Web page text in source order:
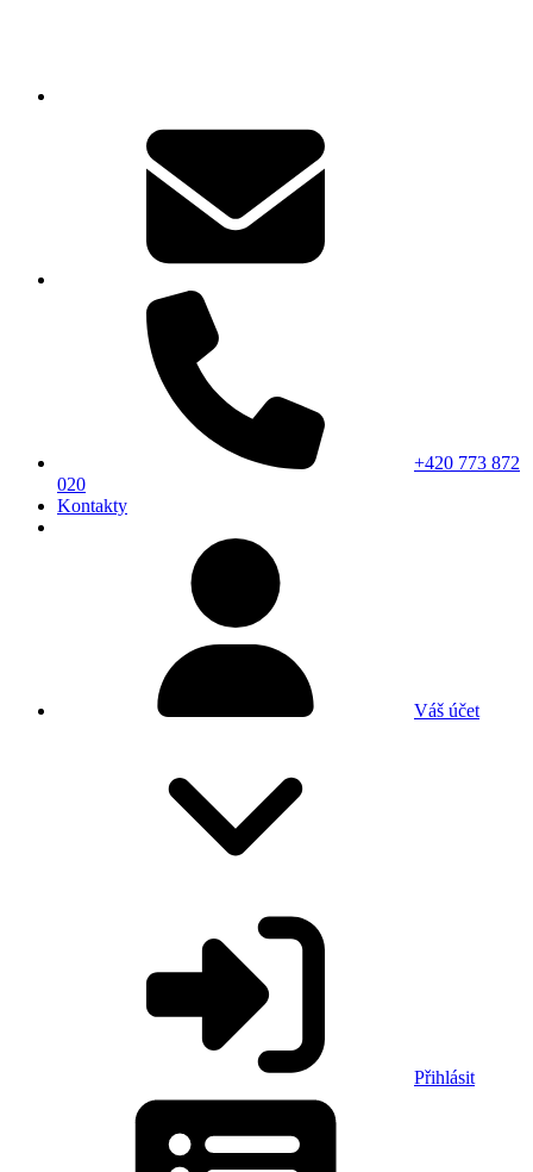
+420 773 872
020
Kontakty
Váš účet
Přihlásit